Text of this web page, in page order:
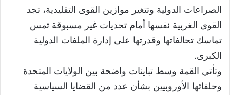
الصراعات الدولية وتتغير موازين القوى التقليدية، تجد
القوى الغربية نفسها أمام تحديات غير مسبوقة تمس
تماسك تحالفاتها وقدرتها على إدارة الملفات الدولية
الكبرى.
وتأتي القمة وسط تباينات واضحة بين الولايات المتحدة
وحلفائها الأوروبيين بشأن عدد من القضايا السياسية